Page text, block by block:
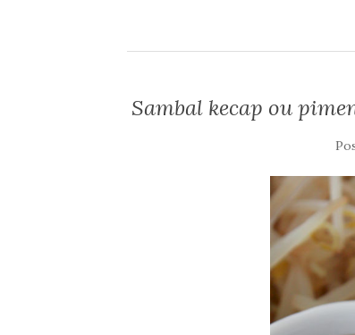
Sambal kecap ou